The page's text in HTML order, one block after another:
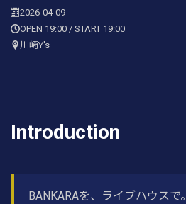
2026-04-09
OPEN 19:00 / START 19:00
川崎Y's
Introduction
BANKARAを、ライブハウスで。